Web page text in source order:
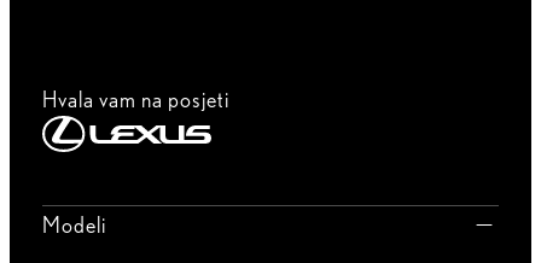
Hvala vam na posjeti
Modeli